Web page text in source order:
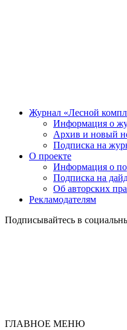
Журнал «Лесной
Информация о
Архив и новый
Подписка на
О проекте
Информация о
Подписка на
Об авторских
Рекламодателям
Подписывайтесь в
ГЛАВНОЕ МЕНЮ